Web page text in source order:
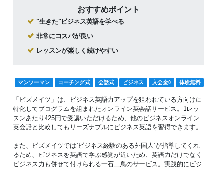
おすすめポイント
"生きた"ビジネス英語を学べる
非常にコスパが良い
レッスンが楽しく続けやすい
マンツーマン コーチング式 会話式 ビジネス 入会金0 体験無料
「ビズメイツ」は、ビジネス英語力アップを狙われている方向けに
特化してプログラムを組まれたオンライン英会話サービス。1レッ
スンあたり425円で受講いただけるため、他のビジネスオンライン
英会話と比較してもリーズナブルにビジネス英語を習得できます。
また、ビズメイツでは”ビジネス経験のある外国人”が指導してくれ
るため、ビジネスを英語で学ぶ感覚が近いため、英語力だけでなく
ビジネス力も併せて付けられる一石二鳥のサービス。実践的にビジ